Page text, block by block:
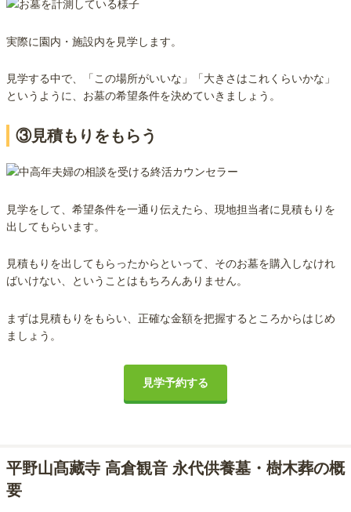
実際に園内・施設内を見学します。
見学する中で、「この場所がいいな」「大きさはこれくらいかな」
というように、お墓の希望条件を決めていきましょう。
③見積もりをもらう
見学をして、希望条件を一通り伝えたら、現地担当者に見積もりを
出してもらいます。
見積もりを出してもらったからといって、そのお墓を購入しなけれ
ばいけない、ということはもちろんありません。
まずは見積もりをもらい、正確な金額を把握するところからはじめ
ましょう。
見学予約する
平野山髙藏寺 高倉観音 永代供養墓・樹木葬の概
要